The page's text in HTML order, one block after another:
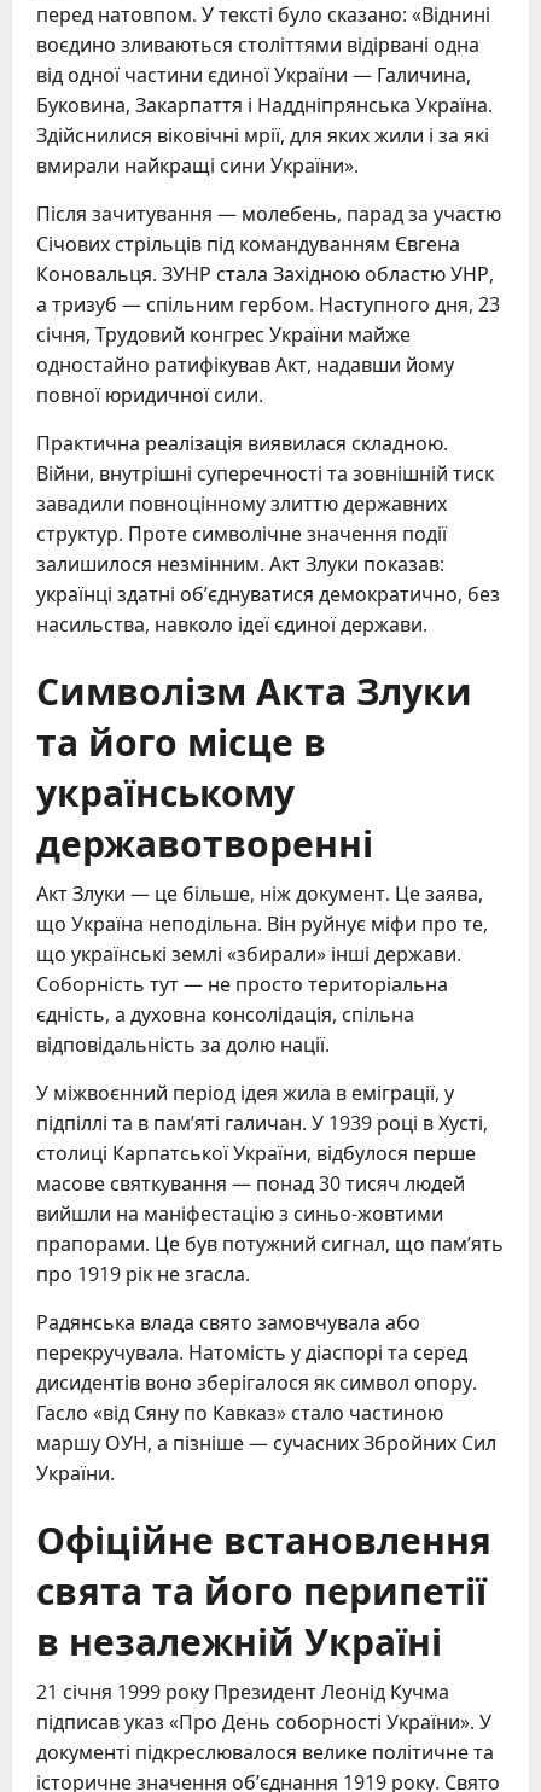
перед натовпом. У тексті було сказано: «Віднині
воєдино зливаються століттями відірвані одна
від одної частини єдиної України — Галичина,
Буковина, Закарпаття і Наддніпрянська Україна.
Здійснилися віковічні мрії, для яких жили і за які
вмирали найкращі сини України».
Після зачитування — молебень, парад за участю
Січових стрільців під командуванням Євгена
Коновальця. ЗУНР стала Західною областю УНР,
а тризуб — спільним гербом. Наступного дня, 23
січня, Трудовий конгрес України майже
одностайно ратифікував Акт, надавши йому
повної юридичної сили.
Практична реалізація виявилася складною.
Війни, внутрішні суперечності та зовнішній тиск
завадили повноцінному злиттю державних
структур. Проте символічне значення події
залишилося незмінним. Акт Злуки показав:
українці здатні об’єднуватися демократично, без
насильства, навколо ідеї єдиної держави.
Символізм Акта Злуки
та його місце в
українському
державотворенні
Акт Злуки — це більше, ніж документ. Це заява,
що Україна неподільна. Він руйнує міфи про те,
що українські землі «збирали» інші держави.
Соборність тут — не просто територіальна
єдність, а духовна консолідація, спільна
відповідальність за долю нації.
У міжвоєнний період ідея жила в еміграції, у
підпіллі та в пам’яті галичан. У 1939 році в Хусті,
столиці Карпатської України, відбулося перше
масове святкування — понад 30 тисяч людей
вийшли на маніфестацію з синьо-жовтими
прапорами. Це був потужний сигнал, що пам’ять
про 1919 рік не згасла.
Радянська влада свято замовчувала або
перекручувала. Натомість у діаспорі та серед
дисидентів воно зберігалося як символ опору.
Гасло «від Сяну по Кавказ» стало частиною
маршу ОУН, а пізніше — сучасних Збройних Сил
України.
Офіційне встановлення
свята та його перипетії
в незалежній Україні
21 січня 1999 року Президент Леонід Кучма
підписав указ «Про День соборності України». У
документі підкреслювалося велике політичне та
історичне значення об’єднання 1919 року. Свято